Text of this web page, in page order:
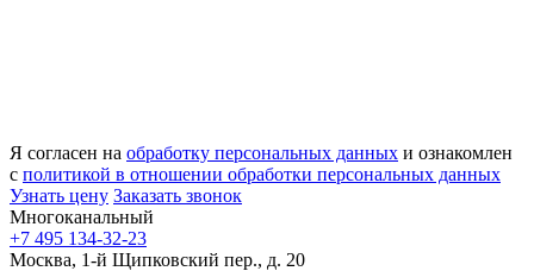
Я согласен на обработку персональных данных и ознакомлен
с политикой в отношении обработки персональных данных
Узнать цену Заказать звонок
Многоканальный
+7 495 134-32-23
Москва, 1-й Щипковский пер., д. 20